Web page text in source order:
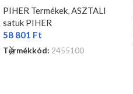
PIHER Termékek,ASZTALI
satuk PIHER
58 801 Ft
Termékkód: 2455100